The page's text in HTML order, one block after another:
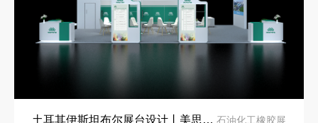
土耳其伊斯坦布尔展台设计丨美思德创新产品，打造聚氨酯行业标杆 石油化工橡胶展